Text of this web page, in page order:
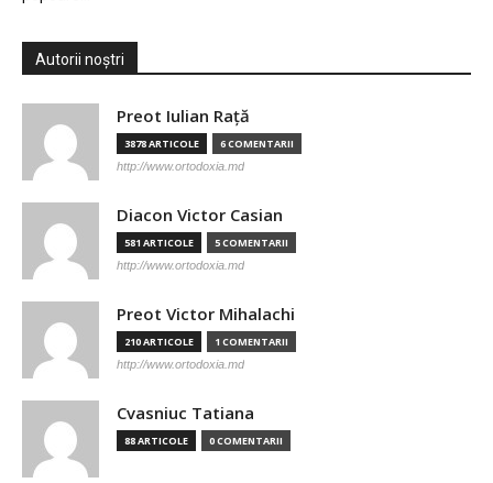
Autorii noștri
Preot Iulian Raţă
3878 ARTICOLE 6 COMENTARII
http://www.ortodoxia.md
Diacon Victor Casian
581 ARTICOLE 5 COMENTARII
http://www.ortodoxia.md
Preot Victor Mihalachi
210 ARTICOLE 1 COMENTARII
http://www.ortodoxia.md
Cvasniuc Tatiana
88 ARTICOLE 0 COMENTARII